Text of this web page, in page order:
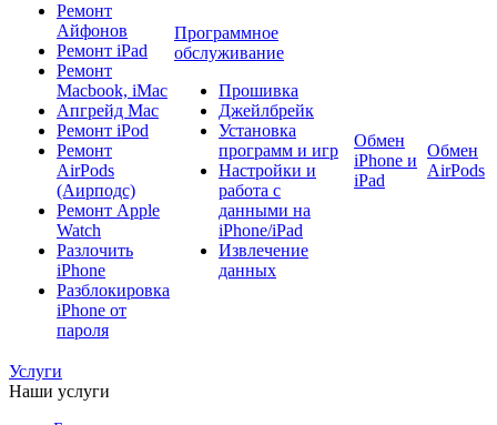
Ремонт
Айфонов
Ремонт iPad
Ремонт
Macbook, iMac
Апгрейд Mac
Ремонт iPod
Ремонт
AirPods
(Аирподс)
Ремонт Apple
Watch
Разлочить
iPhone
Разблокировка
iPhone от
пароля
Программное
обслуживание
Прошивка
Джейлбрейк
Установка
программ и игр
Настройки и
работа с
данными на
iPhone/iPad
Извлечение
данных
Обмен
iPhone и
iPad
Обмен
AirPods
Услуги
Наши услуги